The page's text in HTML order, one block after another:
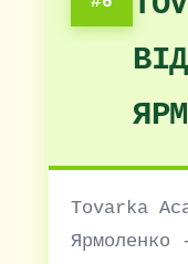
Tovarka
Ярмоленко